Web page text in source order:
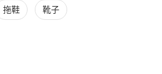
拖鞋 靴子